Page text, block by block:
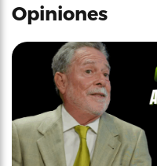
Opiniones